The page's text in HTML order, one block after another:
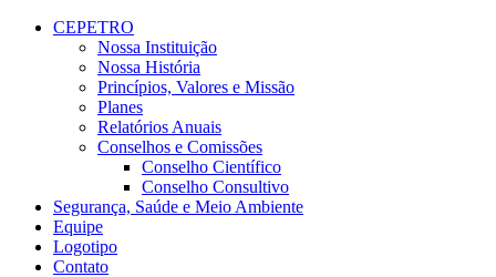
Conteúdo principal
CEPETRO
Nossa Instituição
Nossa História
Princípios, Valores e Missão
Planes
Relatórios Anuais
Conselhos e Comissões
Conselho Científico
Conselho Consultivo
Segurança, Saúde e Meio Ambiente
Equipe
Logotipo
Contato